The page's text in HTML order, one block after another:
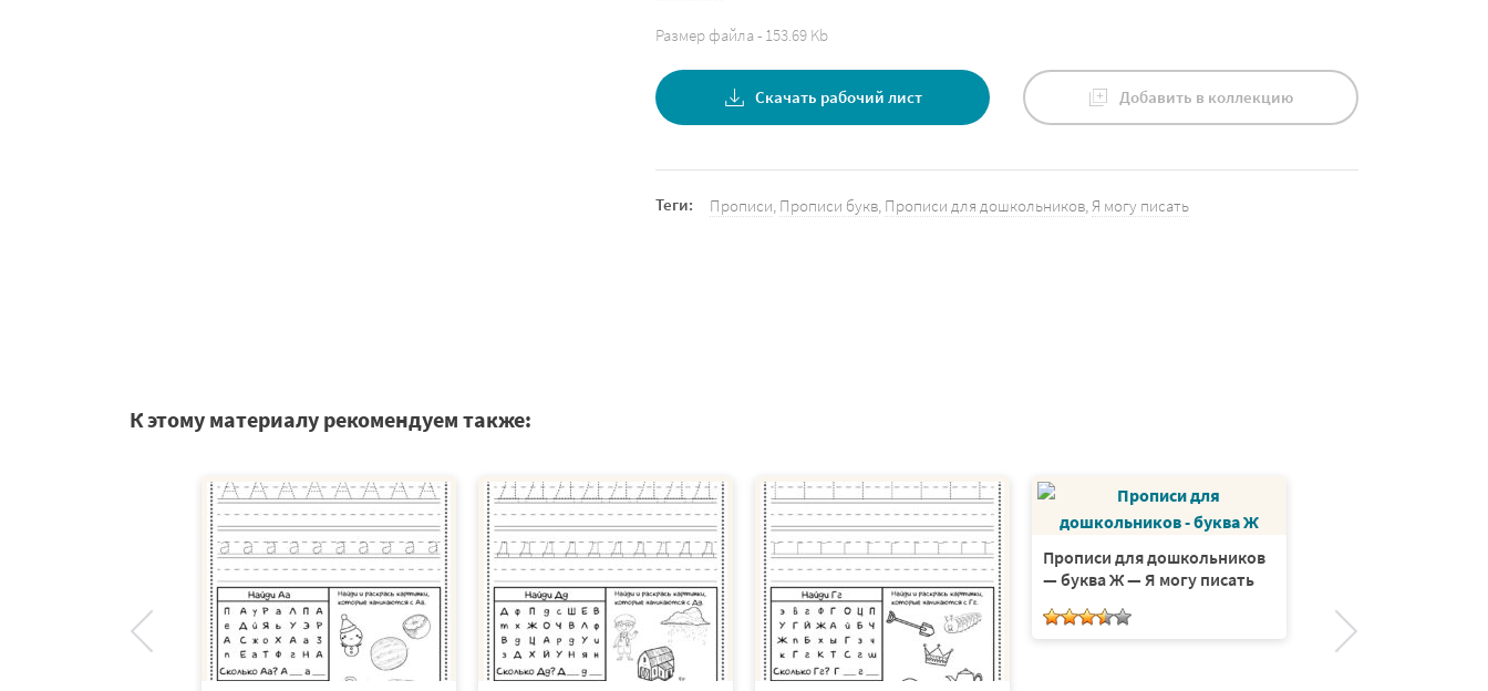
Размер файла - 153.69 Kb
Скачать рабочий лист Добавить в коллекцию
Теги: Прописи, Прописи букв, Прописи для дошкольников,Я могу писать
К этому материалу рекомендуем также:
Прописи для дошкольников
— буква Ж — Я могу писать